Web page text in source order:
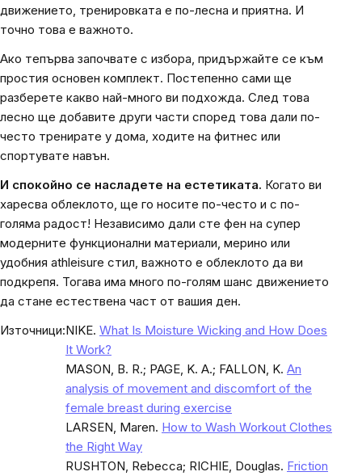
движението, тренировката е по-лесна и приятна. И
точно това е важното.
Ако тепърва започвате с избора, придържайте се към
простия основен комплект. Постепенно сами ще
разберете какво най-много ви подхожда. След това
лесно ще добавите други части според това дали по-
често тренирате у дома, ходите на фитнес или
спортувате навън.
И спокойно се насладете на естетиката. Когато ви
харесва облеклото, ще го носите по-често и с по-
голяма радост! Независимо дали сте фен на супер
модерните функционални материали, мерино или
удобния athleisure стил, важното е облеклото да ви
подкрепя. Тогава има много по-голям шанс движението
да стане естествена част от вашия ден.
Източници:NIKE. What Is Moisture Wicking and How Does
It Work?
MASON, B. R.; PAGE, K. A.; FALLON, K. An
analysis of movement and discomfort of the
female breast during exercise
LARSEN, Maren. How to Wash Workout Clothes
the Right Way
RUSHTON, Rebecca; RICHIE, Douglas. Friction